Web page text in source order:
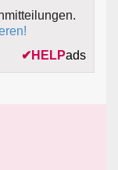
✔ HELPads